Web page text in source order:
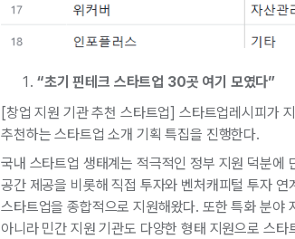
“초기 핀테크 스타트업 30곳 여기 모였다”
[창업 지원 기관 추천 스타트업] 스타트업레시피가
추천하는 스타트업 소개 기획 특집을 진행한다.
국내 스타트업 생태계는 적극적인 정부 지원 덕분에
공간 제공을 비롯해 직접 투자와 벤처캐피털 투자
스타트업을 종합적으로 지원해왔다. 또한 특화 분야
아니라 민간 지원 기관도 다양한 형태 지원으로 스